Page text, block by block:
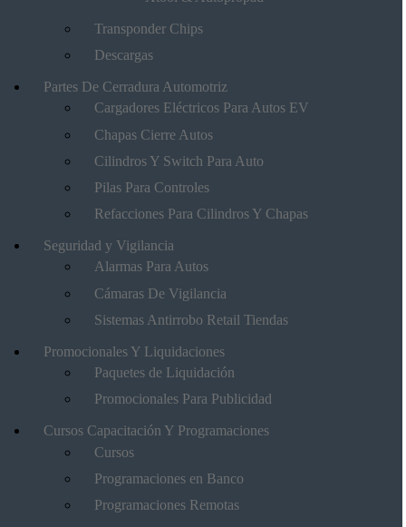
Transponder Chips
Descargas
Partes De Cerradura Automotriz
Cargadores Eléctricos Para Autos EV
Chapas Cierre Autos
Cilindros Y Switch Para Auto
Pilas Para Controles
Refacciones Para Cilindros Y Chapas
Seguridad y Vigilancia
Alarmas Para Autos
Cámaras De Vigilancia
Sistemas Antirrobo Retail Tiendas
Promocionales Y Liquidaciones
Paquetes de Liquidación
Promocionales Para Publicidad
Cursos Capacitación Y Programaciones
Cursos
Programaciones en Banco
Programaciones Remotas